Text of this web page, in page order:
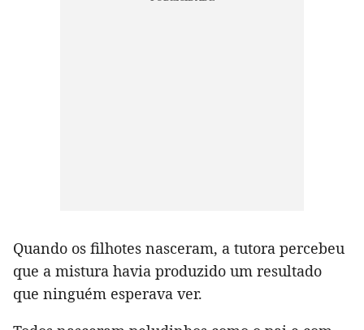
Quando os filhotes nasceram, a tutora percebeu
que a mistura havia produzido um resultado
que ninguém esperava ver.